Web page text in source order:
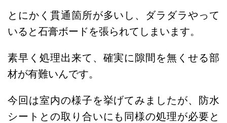
とにかく貫通箇所が多いし、ダラダラやって
いると石膏ボードを張られてしまいます。
素早く処理出来て、確実に隙間を無くせる部
材が有難いんです。
今回は室内の様子を挙げてみましたが、防水
シートとの取り合いにも同様の処理が必要と